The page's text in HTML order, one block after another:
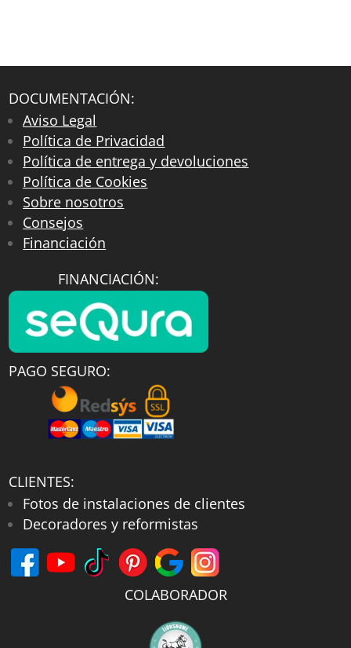
DOCUMENTACIÓN:
Aviso Legal
Política de Privacidad
Política de entrega y devoluciones
Política de Cookies
Sobre nosotros
Consejos
Financiación
FINANCIACIÓN:
PAGO SEGURO:
CLIENTES:
Fotos de instalaciones de clientes
Decoradores y reformistas
COLABORADOR